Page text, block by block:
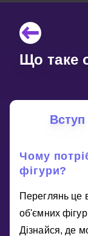
Що таке
Вступ
Чому
фігури?
Переглянь це
об'ємних
Дізнайся, де